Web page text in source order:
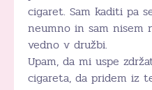
cigaret. Sam kaditi pa
neumno in sam nisem
vedno v družbi.
Upam, da mi uspe
cigareta, da pridem iz